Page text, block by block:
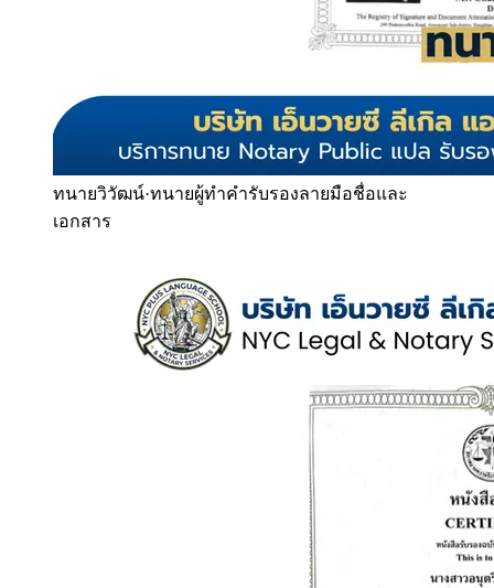
ทนายวิวัฒน์·ทนายผู้ทำคำรับรองลายมือชื่อและ
เอกสาร